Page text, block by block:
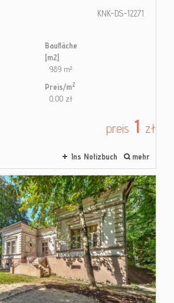
KNK-DS-12271
Baufläche
[m2]
989 m²
Preis/m2
0,00 zł
preis 1 zł
Ins Notizbuch mehr